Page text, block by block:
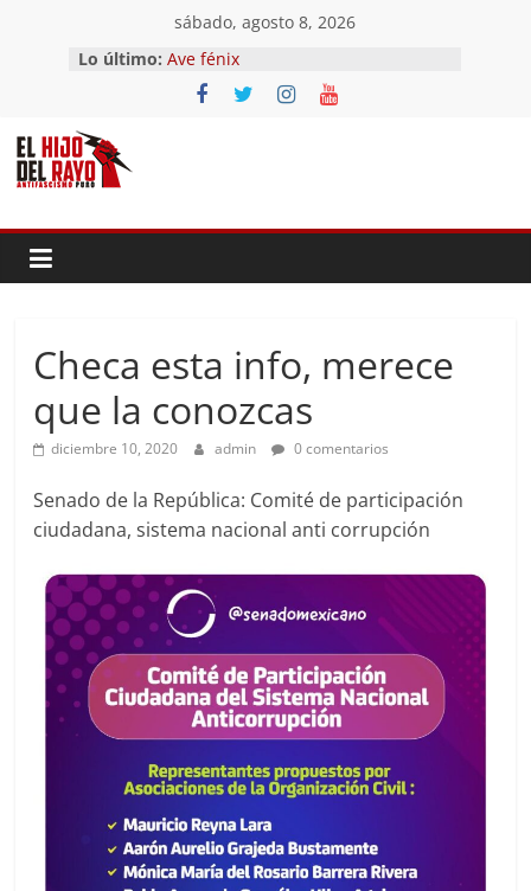
contenido
sábado, agosto 8, 2026
Lo último: Ave fénix
¿Dios no existe?
First Time
Checa esta info, merece
que la conozcas
diciembre 10, 2020 admin 0 comentarios
Senado de la República: Comité de participación
ciudadana, sistema nacional anti corrupción